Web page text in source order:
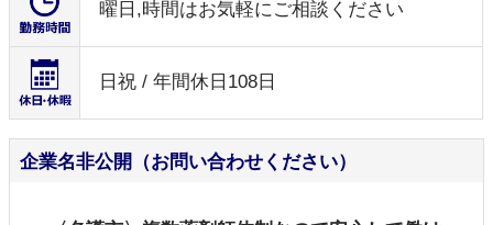
曜日,時間はお気軽にご相談ください
日祝 / 年間休日108日
企業名非公開（お問い合わせください）